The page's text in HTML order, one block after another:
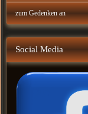
zum Gedenken an
Social Media